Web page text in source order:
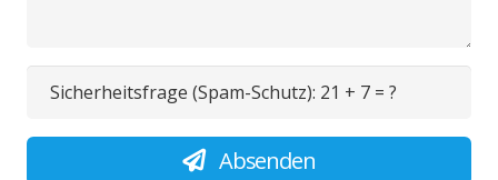
Sicherheitsfrage (Spam-Schutz): 21 + 7 = ?
Absenden